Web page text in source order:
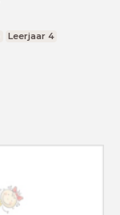
Leerjaar 4